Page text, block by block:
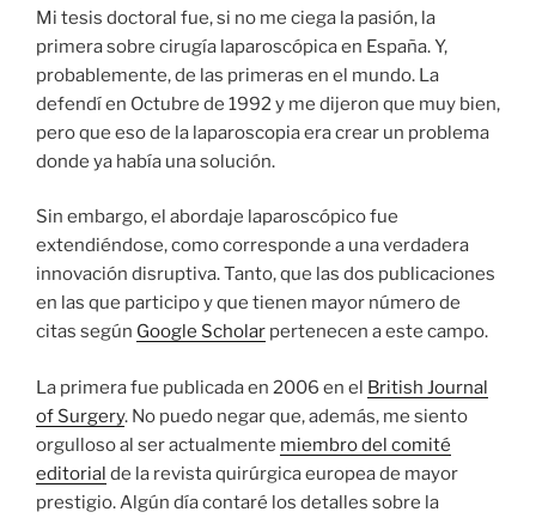
Mi tesis doctoral fue, si no me ciega la pasión, la
primera sobre cirugía laparoscópica en España. Y,
probablemente, de las primeras en el mundo. La
defendí en Octubre de 1992 y me dijeron que muy bien,
pero que eso de la laparoscopia era crear un problema
donde ya había una solución.
Sin embargo, el abordaje laparoscópico fue
extendiéndose, como corresponde a una verdadera
innovación disruptiva. Tanto, que las dos publicaciones
en las que participo y que tienen mayor número de
citas según Google Scholar pertenecen a este campo.
La primera fue publicada en 2006 en el British Journal
of Surgery. No puedo negar que, además, me siento
orgulloso al ser actualmente miembro del comité
editorial de la revista quirúrgica europea de mayor
prestigio. Algún día contaré los detalles sobre la